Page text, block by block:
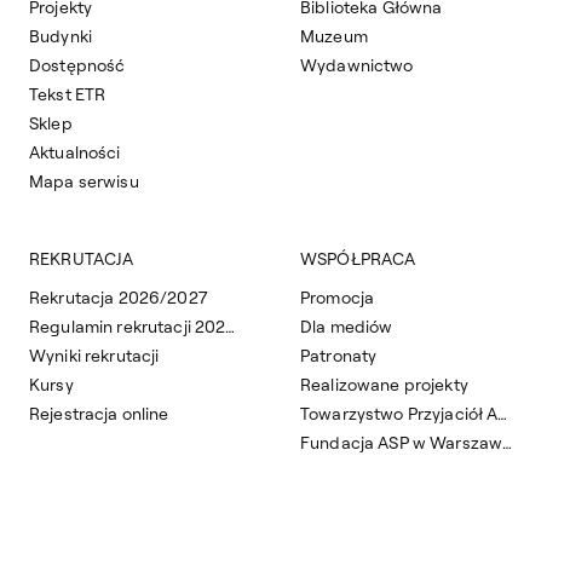
Projekty
Budynki
Dostępność
Tekst ETR
Sklep
Aktualności
Mapa serwisu
Biblioteka Główna
Muzeum
Wydawnictwo
REKRUTACJA
Rekrutacja 2026/2027
Regulamin rekrutacji 2026/2027
Wyniki rekrutacji
Kursy
Rejestracja online
WSPÓŁPRACA
Promocja
Dla mediów
Patronaty
Realizowane projekty
Towarzystwo Przyjaciół ASP
Fundacja ASP w Warszawie